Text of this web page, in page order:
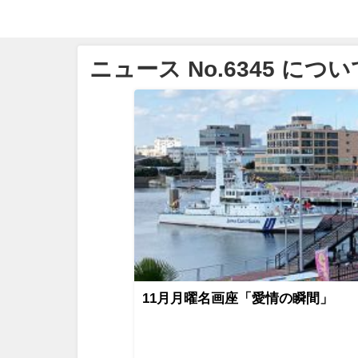
ニュース No.6345 につい
11月月曜名画座「愛情の瞬間」